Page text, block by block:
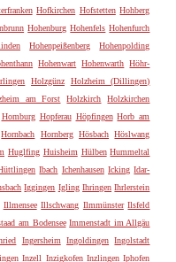
Hofkirchen Hofstetten Hohberg
Hohenburg Hohenfels Hohenfurch
Hohenpeißenberg
Hohenpolding
Hohenwart Hohenwarth Höhr-
Holzgünz
Holzheim (Dillingen)
am Forst Holzkirch
Holzkirchen
Homburg Hopferau Höpfingen Horb am
Hornbach Hornberg Hösbach Höslwang
Huglfing Huisheim Hülben Hummeltal
Ibach Ichenhausen Icking Idar-
Iggingen Igling Ihringen Ihrlerstein
Illmensee Illschwang Ilmmünster Ilsfeld
am Bodensee Immenstadt im Allgäu
Ingersheim Ingoldingen Ingolstadt
Inzell Inzigkofen Inzlingen Iphofen